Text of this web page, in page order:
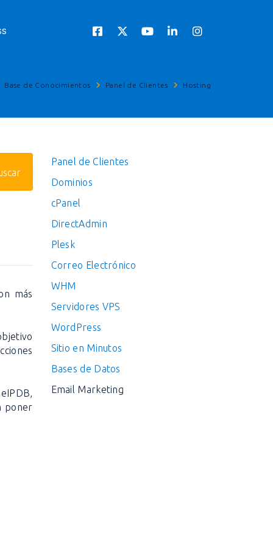
Base de Conocimientos Panel de Clientes Hosting
más
poner
Panel de Clientes
Dominios
cPanel
DirectAdmin
Plesk
Correo Electrónico
WHM
Servidores VPS
WordPress
Sitio en Minutos
Bases de Datos
Email Marketing